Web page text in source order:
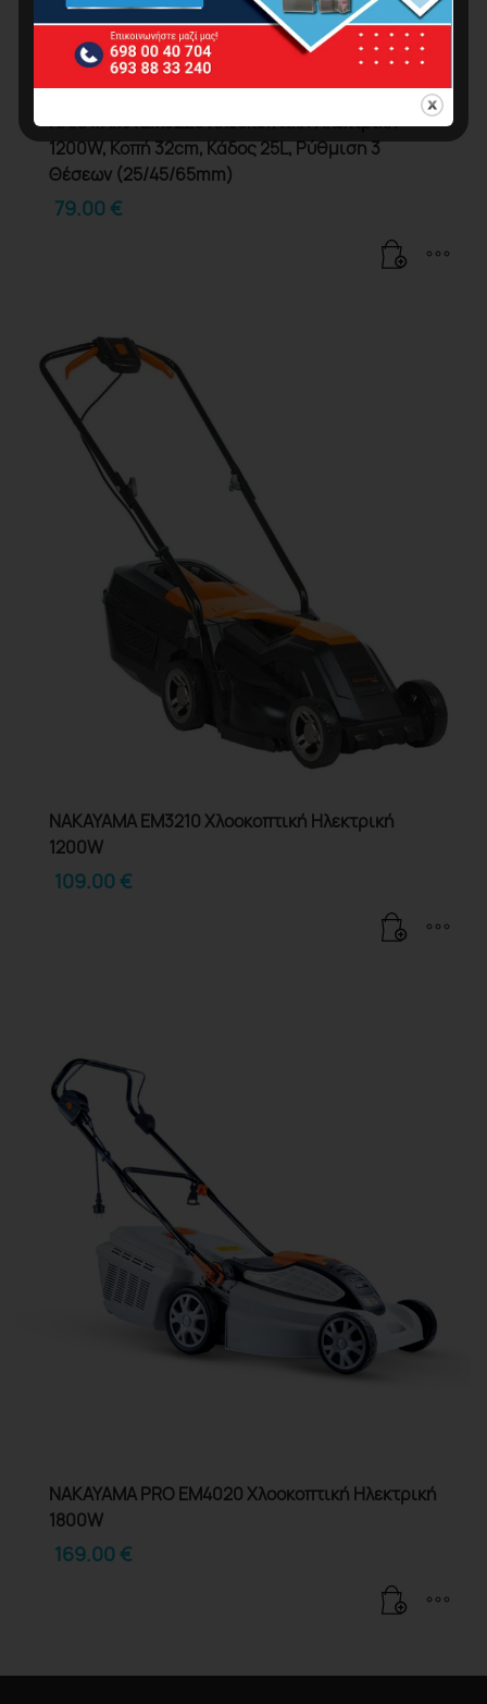
NAKAYAMA EM3220 Χλοοκοπτική Ηλεκτρική
1200W, Κοπή 32cm, Κάδος 25L, Ρύθμιση 3
Θέσεων (25/45/65mm)
79.00€
NAKAYAMA EM3210 Χλοοκοπτική Ηλεκτρική
1200W
109.00€
NAKAYAMA PRO EM4020 Χλοοκοπτική Ηλεκτρική
1800W
169.00€